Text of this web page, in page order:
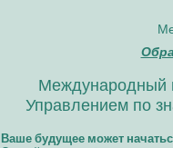
Международный
Управлением по
Ваше будущее может